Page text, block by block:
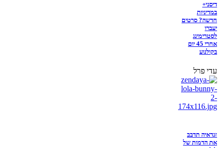
דיסני+
במדיניות
חדשה? סרטים
יעברו
לסטרימינג
אחרי 45 יום
בקולנוע
עדי פרל
זנדאיה תדבב
את הדמות של